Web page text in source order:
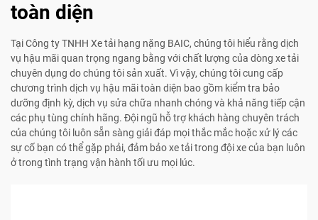
toàn diện
Tại Công ty TNHH Xe tải hạng nặng BAIC, chúng tôi hiểu rằng dịch
vụ hậu mãi quan trọng ngang bằng với chất lượng của dòng xe tải
chuyên dụng do chúng tôi sản xuất. Vì vậy, chúng tôi cung cấp
chương trình dịch vụ hậu mãi toàn diện bao gồm kiểm tra bảo
dưỡng định kỳ, dịch vụ sửa chữa nhanh chóng và khả năng tiếp cận
các phụ tùng chính hãng. Đội ngũ hỗ trợ khách hàng chuyên trách
của chúng tôi luôn sẵn sàng giải đáp mọi thắc mắc hoặc xử lý các
sự cố bạn có thể gặp phải, đảm bảo xe tải trong đội xe của bạn luôn
ở trong tình trạng vận hành tối ưu mọi lúc.